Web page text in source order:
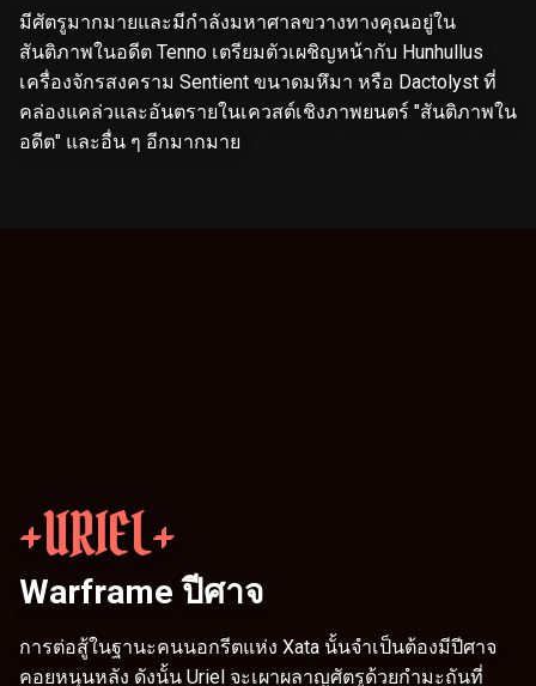
มีศัตรูมากมายและมีกำลังมหาศาลขวางทางคุณอยู่ใน
สันติภาพในอดีต Tenno เตรียมตัวเผชิญหน้ากับ Hunhullus
เครื่องจักรสงคราม Sentient ขนาดมหึมา หรือ Dactolyst ที่
คล่องแคล่วและอันตรายในเควสต์เชิงภาพยนตร์ "สันติภาพใน
อดีต" และอื่น ๆ อีกมากมาย
+URIEL+
Warframe ปีศาจ
การต่อสู้ในฐานะคนนอกรีตแห่ง Xata นั้นจำเป็นต้องมีปีศาจ
คอยหนุนหลัง ดังนั้น Uriel จะเผาผลาญศัตรูด้วยกำมะถันที่